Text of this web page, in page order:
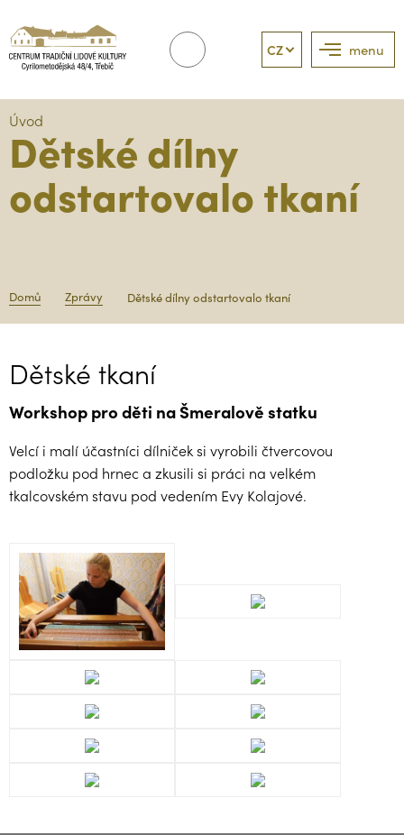
menu
CZ
Úvod
Dětské dílny
odstartovalo tkaní
Domů Zprávy Dětské dílny odstartovalo tkaní
Dětské tkaní
Workshop pro děti na Šmeralově statku
Velcí i malí účastníci dílniček si vyrobili čtvercovou
podložku pod hrnec a zkusili si práci na velkém
tkalcovském stavu pod vedením Evy Kolajové.